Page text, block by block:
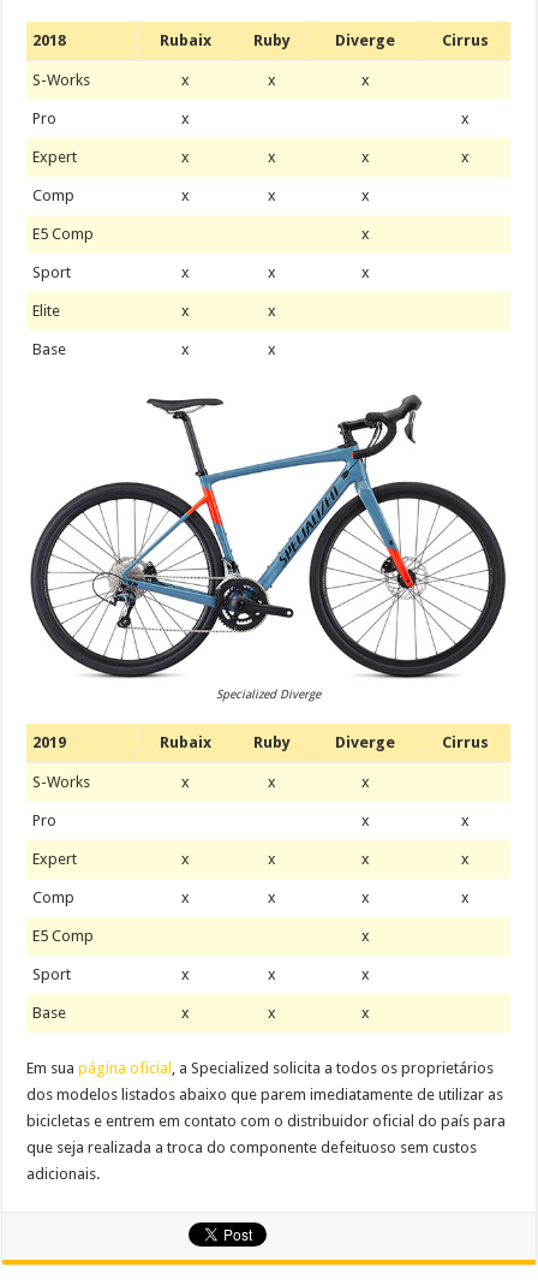
2018 Rubaix Ruby Diverge Cirrus
S-Works x x x
Pro x x
Expert x x x x
Comp x x x
E5 Comp x
Sport x x x
Elite x x
Base x x
Specialized Diverge
2019 Rubaix Ruby Diverge Cirrus
S-Works x x x
Pro x x
Expert x x x x
Comp x x x x
E5 Comp x
Sport x x x
Base x x x
Em suapágina oficial , a Specialized solicita a todos os proprietários
dos modelos listados abaixo que parem imediatamente de utilizar as
bicicletas e entrem em contato com o distribuidor oficial do país para
que seja realizada a troca do componente defeituoso sem custos
adicionais.